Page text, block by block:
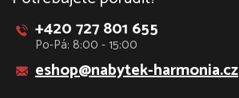
+420 727 801 655
Po-Pá: 8:00 - 15:00
eshop@nabytek-harmonia.cz